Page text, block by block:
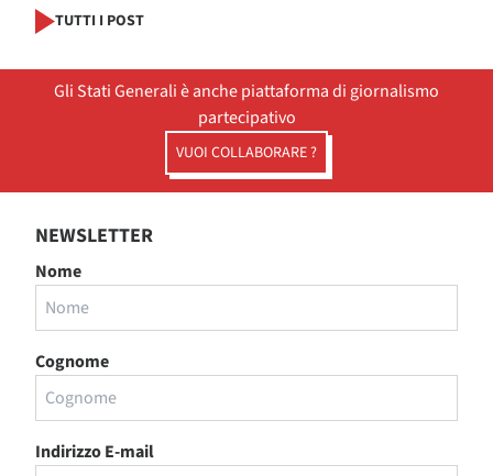
TUTTI I POST
Gli Stati Generali è anche piattaforma di giornalismo
partecipativo
VUOI COLLABORARE ?
NEWSLETTER
Nome
Cognome
Indirizzo E-mail